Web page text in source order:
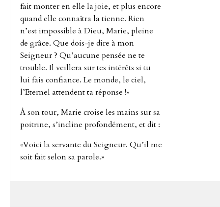
fait monter en elle la joie, et plus encore
quand elle connaîtra la tienne. Rien
n’est impossible à Dieu, Marie, pleine
de grâce. Que dois-je dire à mon
Seigneur ? Qu’aucune pensée ne te
trouble. Il veillera sur tes intérêts si tu
lui fais confiance. Le monde, le ciel,
l’Eternel attendent ta réponse !»
À son tour, Marie croise les mains sur sa
poitrine, s’incline profondément, et dit :
«Voici la servante du Seigneur. Qu’il me
soit fait selon sa parole.»